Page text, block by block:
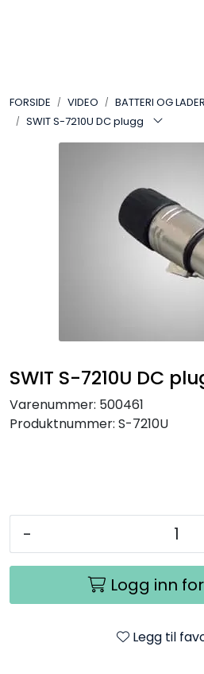
FORSIDE VIDEO BATTERI OG LADER
SWIT S-7210U DC plugg
SWIT S-7210U DC
Varenummer: 500461
Produktnummer: S-7210U
-
Logg inn
Legg til
LYD
SAMTALEROM